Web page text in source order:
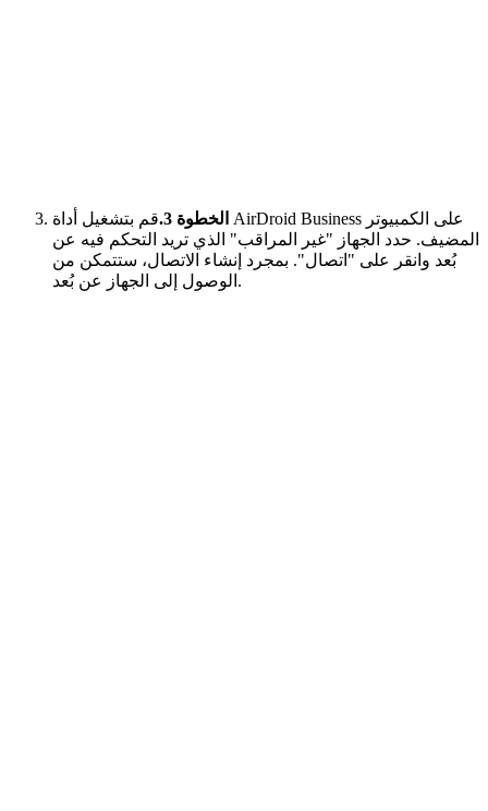
الخطوة 3.
قم بتشغيل أداة AirDroid Business على الكمبيوتر
المضيف. حدد الجهاز "غير المراقب" الذي تريد التحكم فيه عن
بُعد وانقر على "اتصال". بمجرد إنشاء الاتصال، ستتمكن من
الوصول إلى الجهاز عن بُعد.